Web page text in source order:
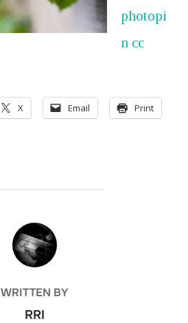
photopi
n cc
X Email Print
POST AUTHOR
WRITTEN BY
RRI